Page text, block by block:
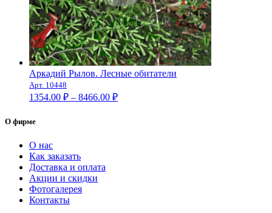
Аркадий Рылов. Лесные обитатели
Арт. 10448
1354.00 ₽ – 8466.00 ₽Диапазон
О фирме
О нас
Как заказать
Доставка и оплата
Акции и скидки
Фотогалерея
Контакты